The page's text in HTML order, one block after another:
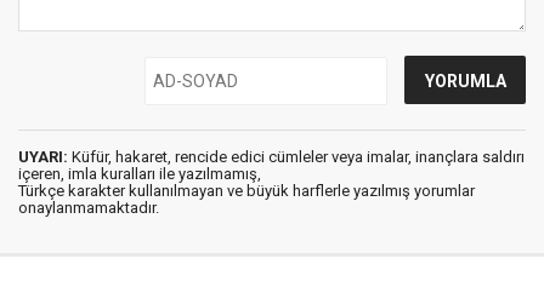
UYARI: Küfür, hakaret, rencide edici cümleler veya imalar, inançlara saldırı
içeren, imla kuralları ile yazılmamış,
Türkçe karakter kullanılmayan ve büyük harflerle yazılmış yorumlar
onaylanmamaktadır.